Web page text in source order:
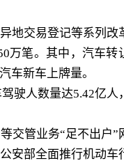
地交易登记等系列改
万笔。其中，汽车转
车新车上牌量。
驶人数量达5.42亿人
交管业务“足不出户”
安部全面推行机动车